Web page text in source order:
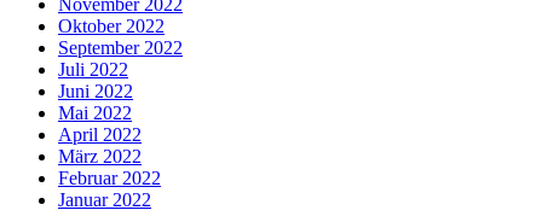
November 2022
Oktober 2022
September 2022
Juli 2022
Juni 2022
Mai 2022
April 2022
März 2022
Februar 2022
Januar 2022